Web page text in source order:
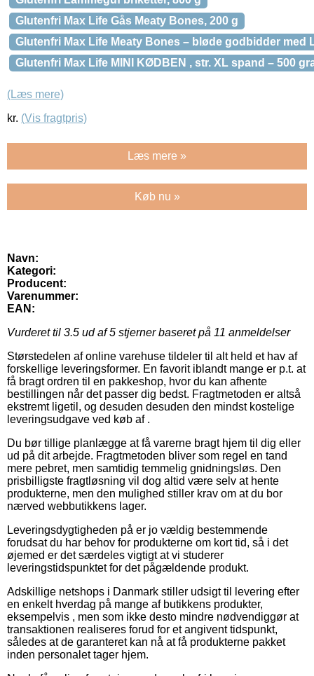
Glutenfri Max Life Gås Meaty Bones, 200 g
Glutenfri Max Life Meaty Bones – bløde godbidder med
Glutenfri Max Life MINI KØDBEN , str. XL spand – 500
(Læs mere)
kr. (Vis fragtpris)
Læs mere »
Køb nu »
Navn:
Kategori:
Producent:
Varenummer:
EAN:
Vurderet til 3.5 ud af 5 stjerner baseret på 11 anmeldelser
Størstedelen af online varehuse tildeler til alt held et hav af
forskellige leveringsformer. En favorit iblandt mange er p.t. at
få bragt ordren til en pakkeshop, hvor du kan afhente
bestillingen når det passer dig bedst. Fragtmetoden er altså
ekstremt ligetil, og desuden desuden den mindst kostelige
leveringsudgave ved køb af .
Du bør tillige planlægge at få varerne bragt hjem til dig eller
ud på dit arbejde. Fragtmetoden bliver som regel en tand
mere pebret, men samtidig temmelig gnidningsløs. Den
prisbilligste fragtløsning vil dog altid være selv at hente
produkterne, men den mulighed stiller krav om at du bor
nærved webbutikkens lager.
Leveringsdygtigheden på er jo vældig bestemmende
forudsat du har behov for produkterne om kort tid, så i det
øjemed er det særdeles vigtigt at vi studerer
leveringstidspunktet for det pågældende produkt.
Adskillige netshops i Danmark stiller udsigt til levering efter
en enkelt hverdag på mange af butikkens produkter,
eksempelvis , men som ikke desto mindre nødvendiggør at
transaktionen realiseres forud for et angivent tidspunkt,
således at de garanteret kan nå at få produkterne pakket
inden personalet tager hjem.